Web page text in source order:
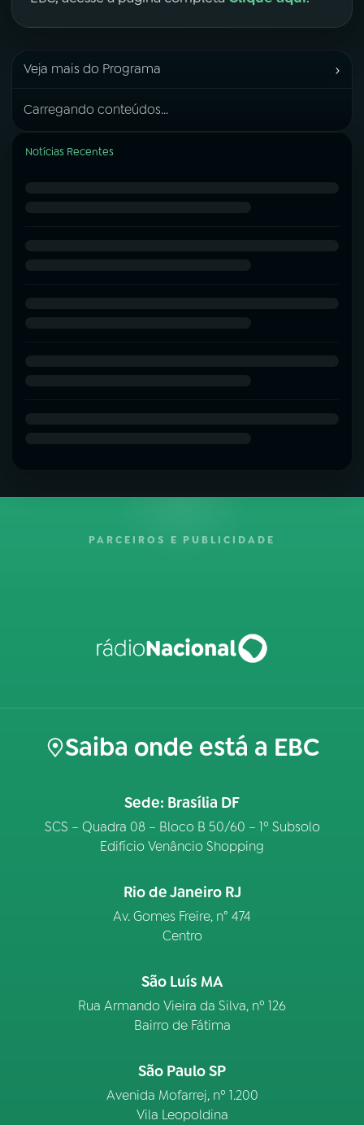
Veja mais do Programa ›
Carregando conteúdos...
Notícias Recentes
PARCEIROS E PUBLICIDADE
Saiba onde está a EBC
Sede: Brasília DF
SCS – Quadra 08 – Bloco B 50/60 – 1º Subsolo
Edifício Venâncio Shopping
Rio de Janeiro RJ
Av. Gomes Freire, n° 474
Centro
São Luís MA
Rua Armando Vieira da Silva, nº 126
Bairro de Fátima
São Paulo SP
Avenida Mofarrej, nº 1.200
Vila Leopoldina